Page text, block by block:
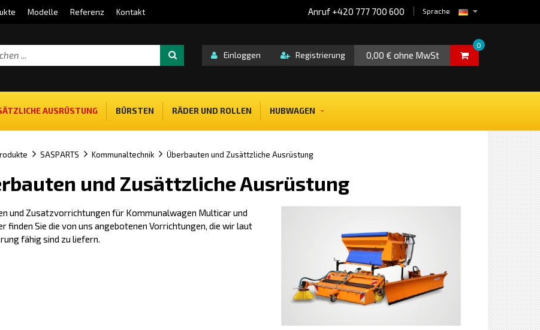
Modelle Referenz Kontakt Sprache
Anruf +420 777 700 600
0,00 € ohne MwSt
0
Einloggen Registrierung
AUSRÜSTUNG BÜRSTEN RÄDER UND ROLLEN HUBWAGEN
SASPARTS Kommunaltechnik Überbauten und Zusättzliche Ausrüstung
und Zusättzliche Ausrüstung
und Zusatzvorrichtungen für Kommunalwagen Multicar und
finden Sie die von uns angebotenen Vorrichtungen, die wir laut
fähig sind zu liefern.